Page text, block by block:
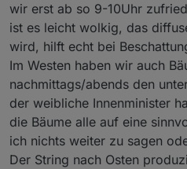
wir erst ab so 9-10Uhr
ist es leicht wolkig, das
wird, hilft echt bei
Im Westen haben wir auch
nachmittags/abends den
der weibliche Innenminister
die Bäume alle auf eine
ich nichts weiter zu sagen
Der String nach Osten